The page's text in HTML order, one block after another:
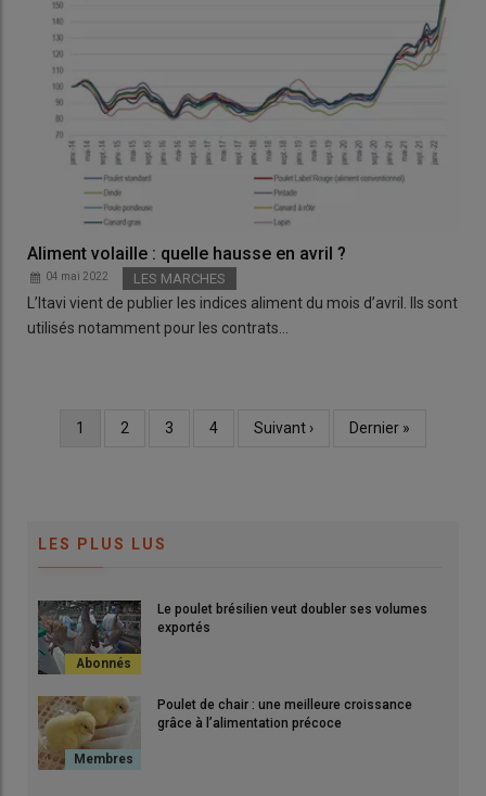
Aliment volaille : quelle hausse en avril ?
04 mai 2022 LES MARCHES
L’Itavi vient de publier les indices aliment du mois d’avril. Ils sont
utilisés notamment pour les contrats…
Page
1 Page
2 Page
3 Page
4
Page
Suivant ›
Dernière
Dernier »
LES PLUS LUS
Le poulet brésilien veut doubler ses volumes
exportés
Poulet de chair : une meilleure croissance
grâce à l’alimentation précoce